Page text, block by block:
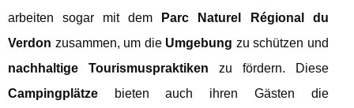
arbeiten sogar mit dem
Parc Naturel Régional du
Verdon zusammen, um die Umgebung zu schützen und
nachhaltige Tourismuspraktiken zu fördern. Diese
Campingplätze bieten auch ihren Gästen die